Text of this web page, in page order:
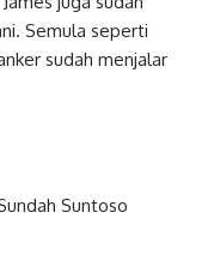
Semula seperti
sudah menjalar
Suntoso